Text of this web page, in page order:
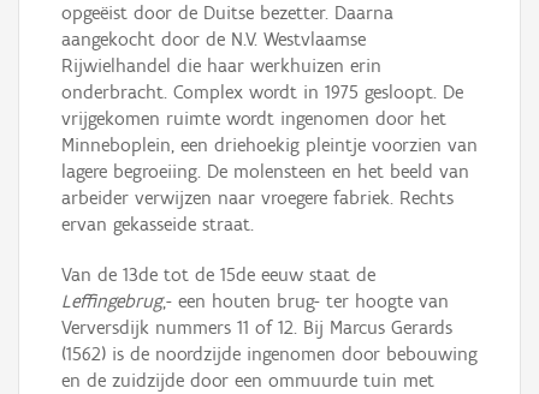
opgeëist door de Duitse bezetter. Daarna
aangekocht door de N.V. Westvlaamse
Rijwielhandel die haar werkhuizen erin
onderbracht. Complex wordt in 1975 gesloopt. De
vrijgekomen ruimte wordt ingenomen door het
Minneboplein, een driehoekig pleintje voorzien van
lagere begroeiing. De molensteen en het beeld van
arbeider verwijzen naar vroegere fabriek. Rechts
ervan gekasseide straat.
Van de 13de tot de 15de eeuw staat de
Leffingebrug,- een houten brug- ter hoogte van
Verversdijk nummers 11 of 12. Bij Marcus Gerards
(1562) is de noordzijde ingenomen door bebouwing
en de zuidzijde door een ommuurde tuin met